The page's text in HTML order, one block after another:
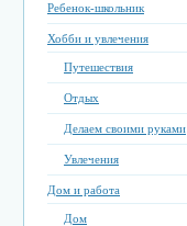
Ребенок-школьник
Хобби и увлечения
Путешествия
Отдых
Делаем своими руками
Увлечения
Дом и работа
Дом